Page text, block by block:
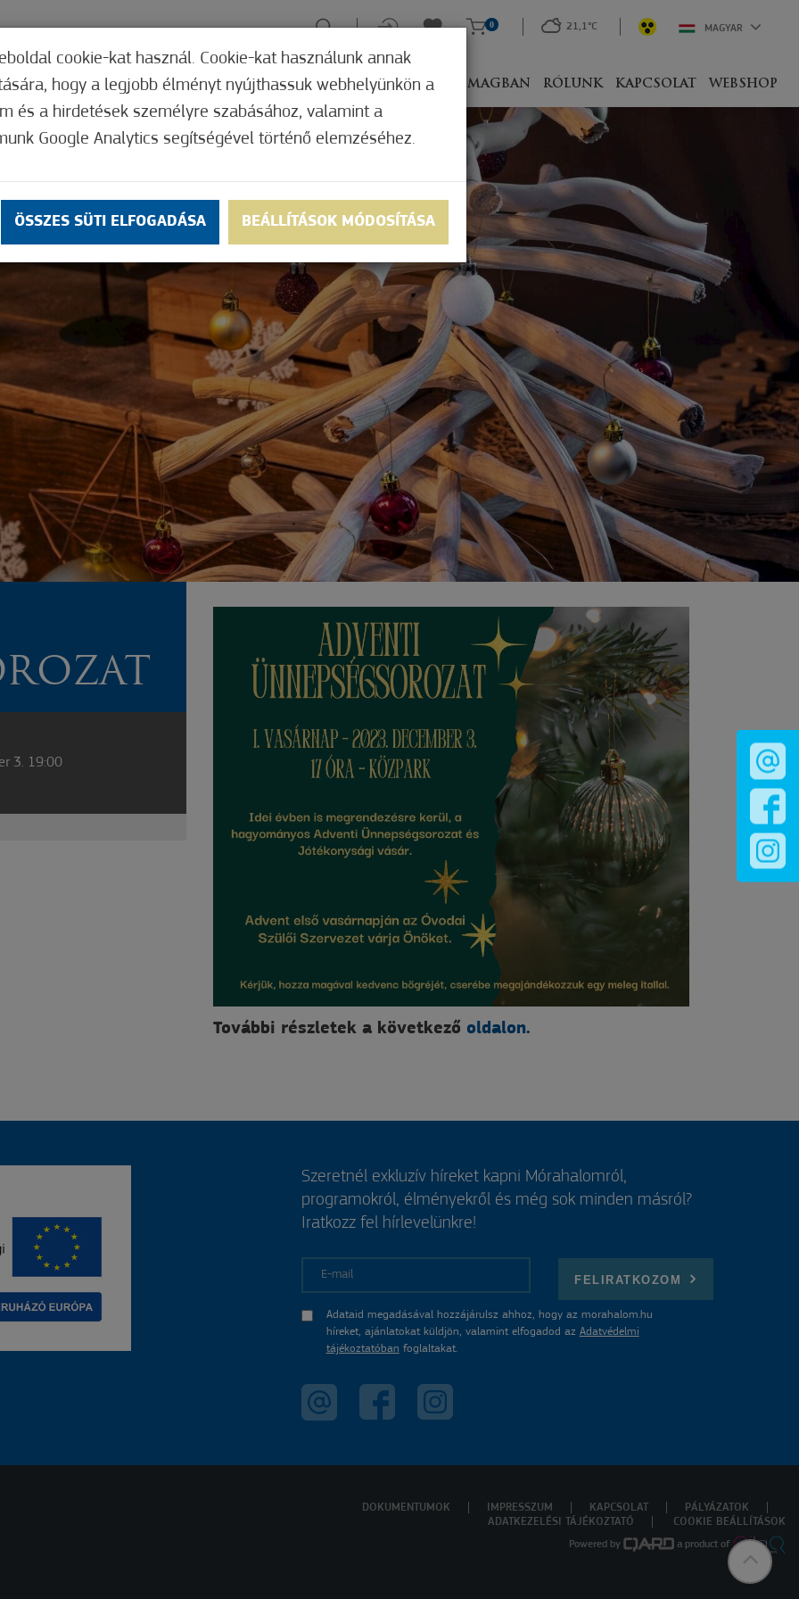
ZÖLD FÓKUSZ GYÓGYHELY MERRE, MIVEL CSOMAGBAN RÓLUNK KAPCSOLAT WEBSHOP
0 21,1°C MAGYAR
3. 19:00
További részletek a következő oldalon.
cookie-kat használ. Cookie-kat használunk annak
hogy a legjobb élményt nyújthassuk webhelyünkön a
és a hirdetések személyre szabásához, valamint a
Google Analytics segítségével történő elemzéséhez.
ÖSSZES SÜTI ELFOGADÁSA BEÁLLÍTÁSOK MÓDOSÍTÁSA
Szeretnél exkluzív híreket kapni Mórahalomról,
programokról, élményekről és még sok minden másról?
Iratkozz fel hírlevelünkre!
FELIRATKOZOM
Adataid megadásával hozzájárulsz ahhoz, hogy az morahalom.hu
híreket, ajánlatokat küldjön, valamint elfogadod az Adatvédelmi
tájékoztatóban foglaltakat.
DOKUMENTUMOK IMPRESSZUM KAPCSOLAT
PÁLYÁZATOK
ADATKEZELÉSI TÁJÉKOZTATÓ
COOKIE BEÁLLÍTÁSOK
Powered by a product of